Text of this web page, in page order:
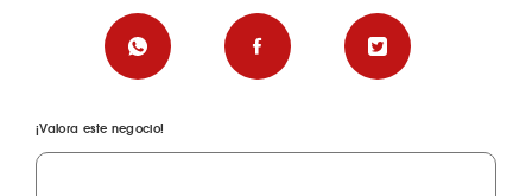
¡Valora este negocio!